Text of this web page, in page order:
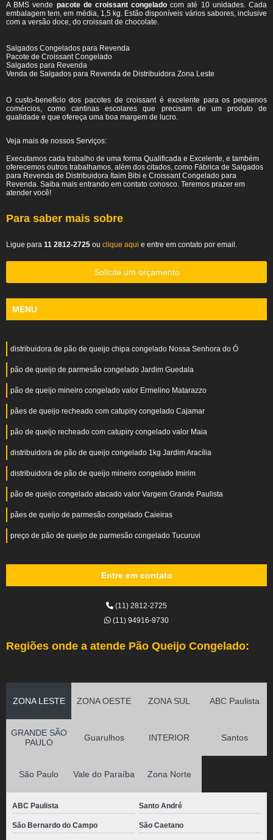
A BMS vende pacote de croissant congelado com até 10 unidades. Cada
embalagem tem, em média, 1,5 kg. Estão disponíveis vários sabores, inclusive
com a versão doce, do croissant de chocolate.
Salgados Congelados para Revenda
Pacote de Croissant Congelado
Salgados para Revenda
Venda de Salgados para Revenda de Distribuidora Zona Leste
O custo-benefício dos pacotes de croissant é excelente para os pequenos
comércios, como cantinas escolares que precisam de um produto de
qualidade e que ofereça uma boa margem de lucro.
Veja mais de nossos Serviços:
Executamos cada trabalho de uma forma Qualificada e Excelente, e também
oferecemos outros trabalhamos, além dos citados, como Fábrica de Salgados
para Revenda de Distribuidora Itaim Bibi e Croissant Congelado para
Revenda. Saiba mais entrando em contato conosco. Teremos prazer em
atender você!
Para saber mais sobre
Ligue para 11 2812-2725 ou clique aqui e entre em contato por email.
Solicite um orçamento
MENU
distribuidora de pão de queijo chipa congelado Nossa Senhora do Ó
pão de queijo de parmesão congelado Jardim Guedala
pão de queijo mineiro congelado valor Ermelino Matarazzo
pães de queijo recheado com catupiry congelado Cajamar
pão de queijo recheado com catupiry congelado valor Maia
distribuidora de pão de queijo congelado 1kg Jardim Aracília
distribuidora de pão de queijo mineiro congelado Imirim
pão de queijo congelado atacado valor Vargem Grande Paulista
pães de queijo de parmesão congelado Caieiras
preço de pão de queijo de parmesão congelado Tucuruvi
Entre em contato
(11) 2812-2725
(11) 94916-9730
Regiões onde a atende Pão Queijo Congelado:
ZONA LESTE ZONA OESTE ZONA SUL ABC Paulista
GRANDE SÃO
PAULO
Guarulhos INTERIOR Santos
São Paulo Vale do Paraíba Zona Norte
ABC Paulista Santo André
São Bernardo do Campo São Caetano